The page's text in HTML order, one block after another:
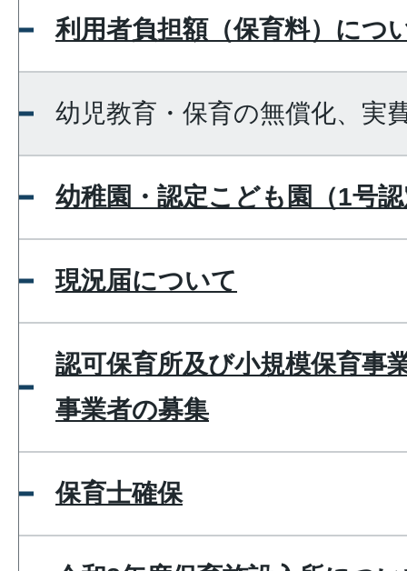
利用者負担額（保育料）につ
幼児教育・保育の無償化、実
幼稚園・認定こども園（1号
現況届について
認可保育所及び小規模保育事
事業者の募集
保育士確保